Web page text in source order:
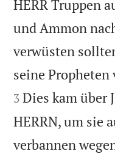
HERR Truppen
und Ammon
verwüsten
seine Propheten
3 Dies kam über
HERRN, um sie
verbannen